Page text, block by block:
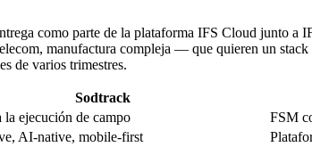
como parte de la plataforma IFS Cloud junto
manufactura compleja — que quieren un
de varios trimestres.
Sodtrack
la ejecución de campo
FSM
AI-native, mobile-first